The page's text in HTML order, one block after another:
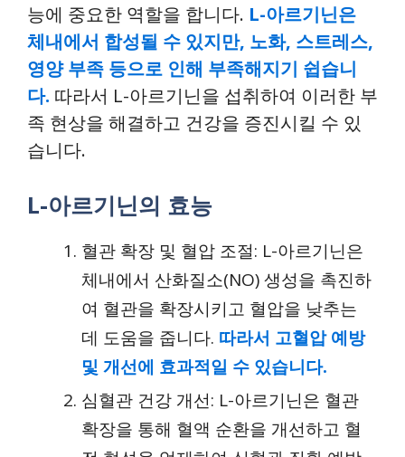
능에 중요한 역할을 합니다. L-아르기닌은
체내에서 합성될 수 있지만, 노화, 스트레스,
영양 부족 등으로 인해 부족해지기 쉽습니
다. 따라서 L-아르기닌을 섭취하여 이러한 부
족 현상을 해결하고 건강을 증진시킬 수 있
습니다.
L-아르기닌의 효능
혈관 확장 및 혈압 조절: L-아르기닌은
체내에서 산화질소(NO) 생성을 촉진하
여 혈관을 확장시키고 혈압을 낮추는
데 도움을 줍니다. 따라서 고혈압 예방
및 개선에 효과적일 수 있습니다.
심혈관 건강 개선: L-아르기닌은 혈관
확장을 통해 혈액 순환을 개선하고 혈